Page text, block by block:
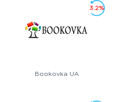
Bookovka UA
3.2%